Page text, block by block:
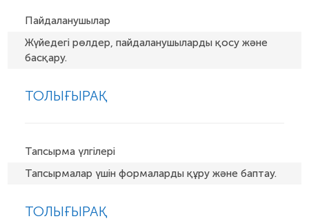
Пайдаланушылар
Жүйедегі рөлдер, пайдаланушыларды қосу және
басқару.
ТОЛЫҒЫРАҚ
Тапсырма үлгілері
Тапсырмалар үшін формаларды құру және баптау.
ТОЛЫҒЫРАҚ